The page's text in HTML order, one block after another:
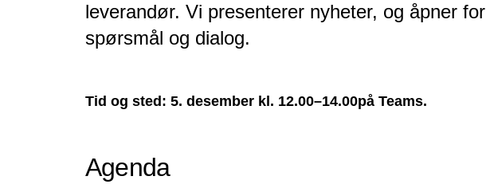
leverandør. Vi presenterer nyheter, og åpner for
spørsmål og dialog.
Tid og sted: 5. desember kl. 12.00–14.00på Teams.
Agenda